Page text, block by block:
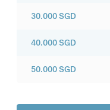
30.000SGD
40.000SGD
50.000SGD